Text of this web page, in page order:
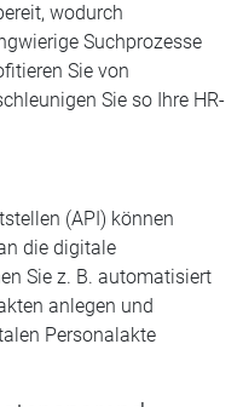
wodurch
Suchprozesse
Sie von
Sie so Ihre HR-
(API) können
die digitale
Sie z. B. automatisiert
anlegen und
Personalakte